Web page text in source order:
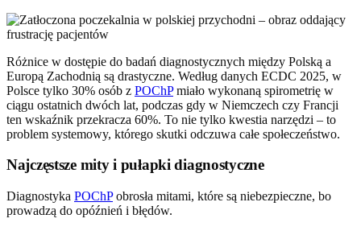
Różnice w dostępie do badań diagnostycznych między Polską a
Europą Zachodnią są drastyczne. Według danych ECDC 2025, w
Polsce tylko 30% osób z POChPmiało wykonaną spirometrię w
ciągu ostatnich dwóch lat, podczas gdy w Niemczech czy Francji
ten wskaźnik przekracza 60%. To nie tylko kwestia narzędzi – to
problem systemowy, którego skutki odczuwa całe społeczeństwo.
Najczęstsze mity i pułapki diagnostyczne
Diagnostyka POChPobrosła mitami, które są niebezpieczne, bo
prowadzą do opóźnień i błędów.